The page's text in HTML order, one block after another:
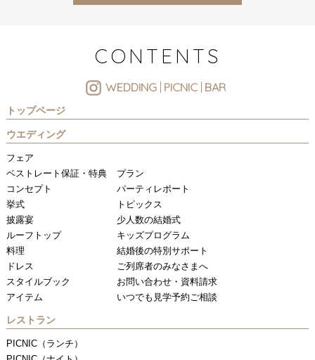
CONTENTS
WEDDING PICNIC BAR
トップページ
ウエディング
フェア
ベストレート保証・特典
コンセプト
挙式
披露宴
ルーフトップ
料理
ドレス
スタイルブック
アイテム
プラン
パーティレポート
トピックス
少人数の結婚式
キッズプログラム
結婚後の特別サポート
ご列席者のみなさまへ
お問い合わせ・資料請求
いつでも見学予約ご相談
レストラン
PICNIC（ランチ）